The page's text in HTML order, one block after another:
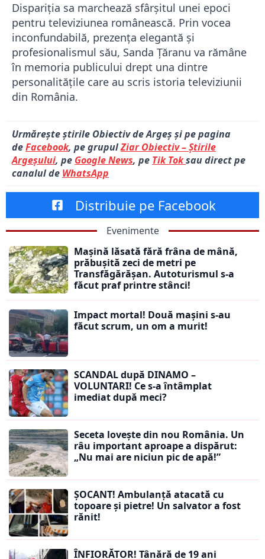
Dispariția sa marchează sfârșitul unei epoci
pentru televiziunea românească. Prin vocea
inconfundabilă, prezența elegantă și
profesionalismul său, Sanda Țăranu va rămâne
în memoria publicului drept una dintre
personalitățile care au scris istoria televiziunii
din România.
Urmărește știrile Obiectiv de Argeș și pe pagina
deFacebook, pe grupulZiar Obiectiv – Știrile
Argeșului, pe Google News, pe Tik Toksau direct pe
canalul de WhatsApp
Distribuie pe Facebook
Evenimente
Mașină lăsată fără frâna de mână,
prăbușită zeci de metri pe
Transfăgărășan. Autoturismul s-a
făcut praf printre stânci!
Impact mortal! Două mașini s-au
făcut scrum, un om a murit!
SCANDAL după DINAMO –
VOLUNTARI! Ce s-a întâmplat
imediat după meci?
Seceta lovește din nou România. Un
râu important aproape a dispărut:
„Nu mai are niciun pic de apă!”
ȘOCANT! Ambulanță atacată cu
topoare și pietre! Un salvator a fost
rănit!
ÎNFIORĂTOR! Tânără de 19 ani